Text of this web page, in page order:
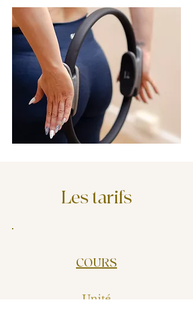
Les tarifs
COURS
Unité